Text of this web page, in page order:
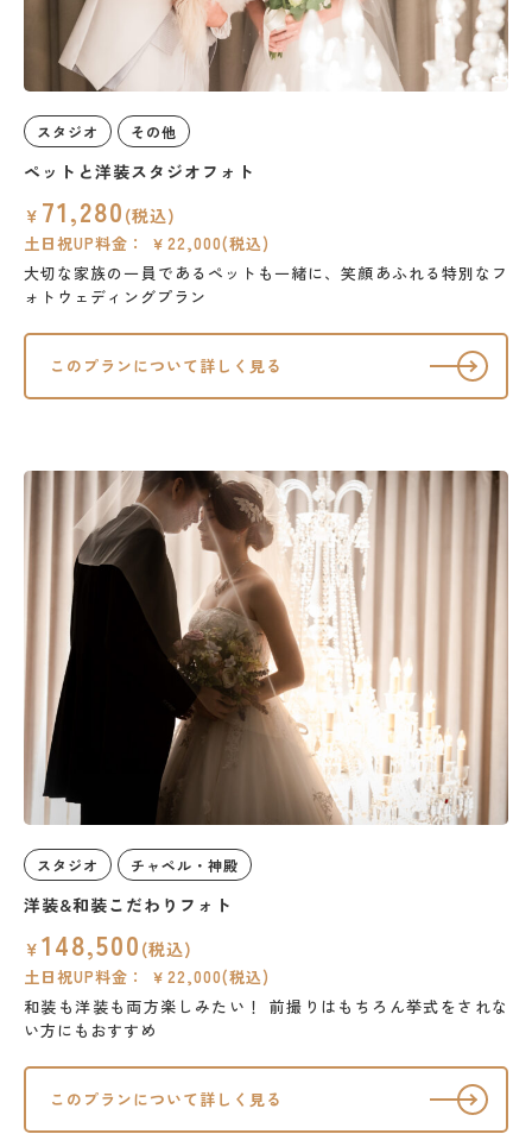
スタジオ その他
ペットと洋装スタジオフォト
￥ 71,280 (税込)
土日祝UP料金： ￥22,000(税込)
大切な家族の一員であるペットも一緒に、笑顔あふれる特別なフ
ォトウェディングプラン
このプランについて詳しく見る
スタジオ チャペル・神殿
洋装&和装こだわりフォト
￥ 148,500 (税込)
土日祝UP料金： ￥22,000(税込)
和装も洋装も両方楽しみたい！
前撮りはもちろん挙式をされな
い方にもおすすめ
このプランについて詳しく見る